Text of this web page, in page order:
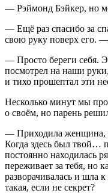
— Рэймонд Бэйкер, но
— Ещё раз спасибо за
свою руку поверх его.
— Просто береги себя.
посмотрел на наши
и тихо прошептал эти
Несколько минут мы
о своём, но парень
— Приходила женщина,
Когда здесь был твой…
постоянно находилась
переживает за тебя, но
разворачивалась и шла
такая, если не секрет?